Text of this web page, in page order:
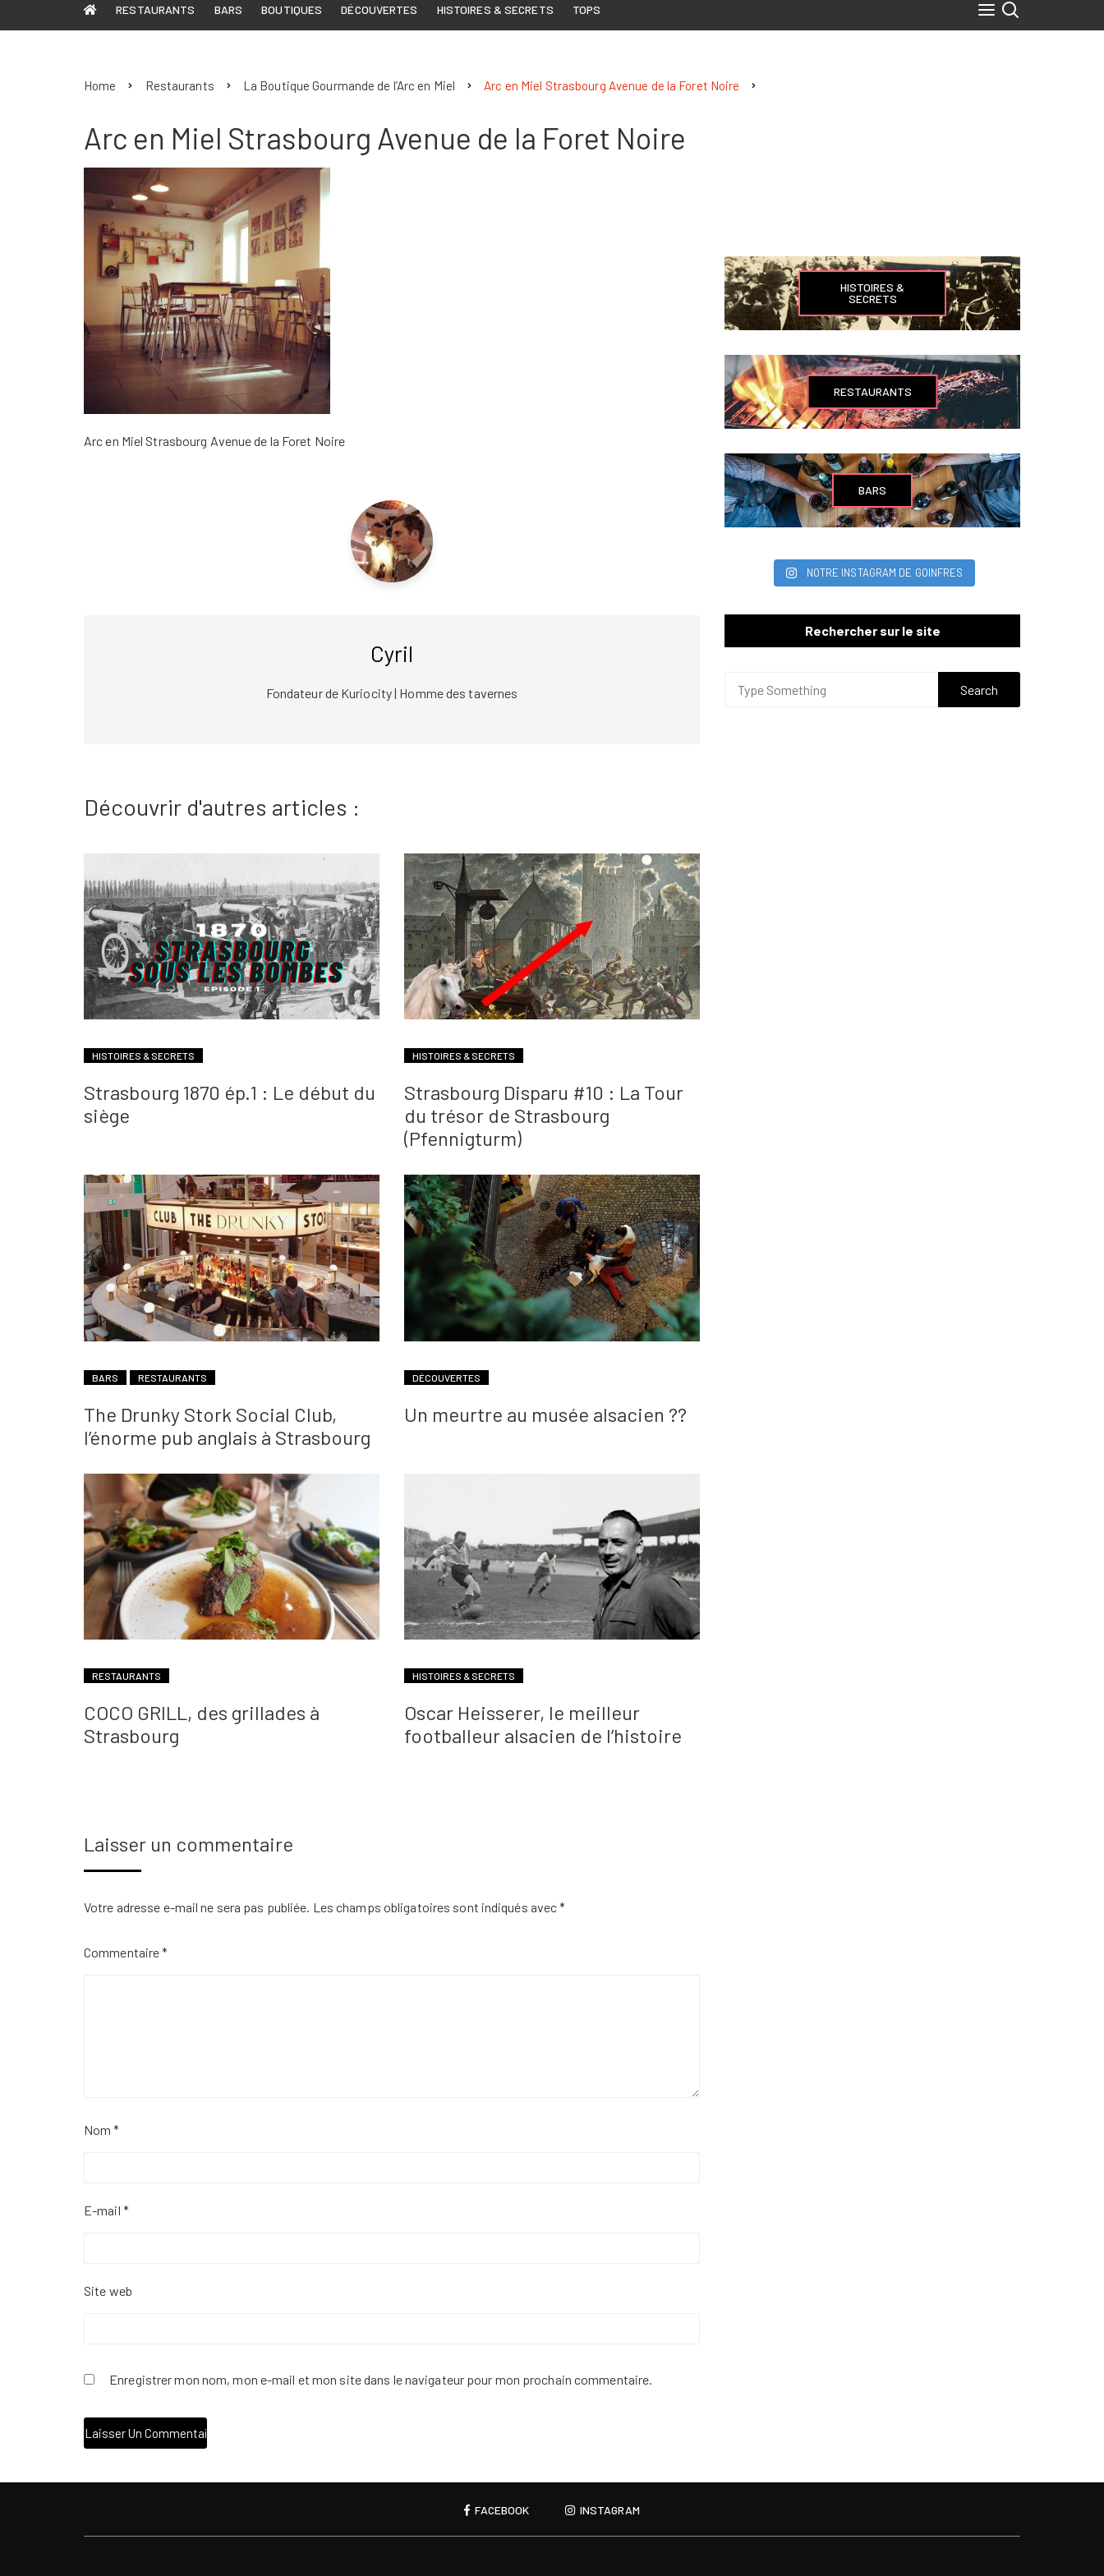
RESTAURANTS BARS BOUTIQUES DÉCOUVERTES HISTOIRES & SECRETS TOPS
Home Restaurants La Boutique Gourmande de l’Arc en Miel Arc en Miel Strasbourg Avenue de la Foret Noire
Arc en Miel Strasbourg Avenue de la Foret Noire
Arc en Miel Strasbourg Avenue de la Foret Noire
Cyril
Fondateur de Kuriocity | Homme des tavernes
Découvrir d'autres articles :
HISTOIRES & SECRETS
Strasbourg 1870 ép.1 : Le début du
siège
HISTOIRES & SECRETS
Strasbourg Disparu #10 : La Tour
du trésor de Strasbourg
(Pfennigturm)
BARS RESTAURANTS
The Drunky Stork Social Club,
l’énorme pub anglais à Strasbourg
DÉCOUVERTES
Un meurtre au musée alsacien ??
RESTAURANTS
COCO GRILL, des grillades à
Strasbourg
HISTOIRES & SECRETS
Oscar Heisserer, le meilleur
footballeur alsacien de l’histoire
Laisser un commentaire
Votre adresse e-mail ne sera pas publiée. Les champs obligatoires sont indiqués avec*
Commentaire*
Nom*
E-mail *
Site web
Enregistrer mon nom, mon e-mail et mon site dans le navigateur pour mon prochain commentaire.
HISTOIRES &
SECRETS
RESTAURANTS
BARS
NOTRE INSTAGRAM DE GOINFRES
Rechercher sur le site
FACEBOOK INSTAGRAM